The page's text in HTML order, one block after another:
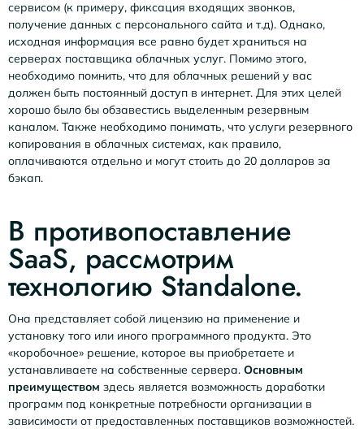
сервисом (к примеру, фиксация входящих звонков,
получение данных с персонального сайта и т.д). Однако,
исходная информация все равно будет храниться на
серверах поставщика облачных услуг. Помимо этого,
необходимо помнить, что для облачных решений у вас
должен быть постоянный доступ в интернет. Для этих целей
хорошо было бы обзавестись выделенным резервным
каналом. Также необходимо понимать, что услуги резервного
копирования в облачных системах, как правило,
оплачиваются отдельно и могут стоить до 20 долларов за
бэкап.
В противопоставление
SaaS, рассмотрим
технологию Standalone.
Она представляет собой лицензию на применение и
установку того или иного программного продукта. Это
«коробочное» решение, которое вы приобретаете и
устанавливаете на собственные сервера. Основным
преимуществом здесь является возможность доработки
программ под конкретные потребности организации в
зависимости от предоставленных поставщиков возможностей.